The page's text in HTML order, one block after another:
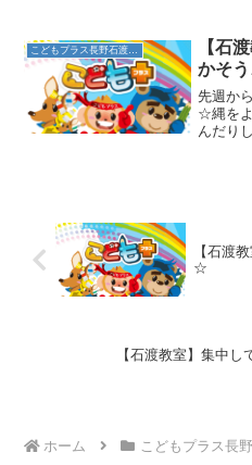
が難し
ゆっく
こどもプラス長野石渡教室
【石
かそう
先週か
☆縄を
んだり
【石渡
☆
【石渡教室】集中し
ホーム こどもプラス長